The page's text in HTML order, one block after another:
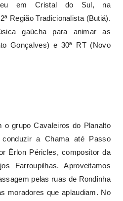
em Cristal do Sul, na
Região Tradicionalista (Butiá).
gaúcha para animar as
Gonçalves) e 30ª RT (Novo
o grupo Cavaleiros do Planalto
conduzir a Chama até Passo
Érlon Péricles, compositor da
Farroupilhas. Aproveitamos
pelas ruas de Rondinha
moradores que aplaudiam. No